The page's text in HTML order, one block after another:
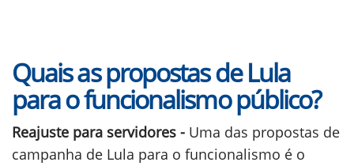
Quais as propostas de Lula
para o funcionalismo público?
Reajuste para servidores - Uma das propostas de
campanha de Lula para o funcionalismo é o